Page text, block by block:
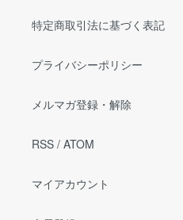
特定商取引法に基づく表記
プライバシーポリシー
メルマガ登録・解除
RSS / ATOM
マイアカウント